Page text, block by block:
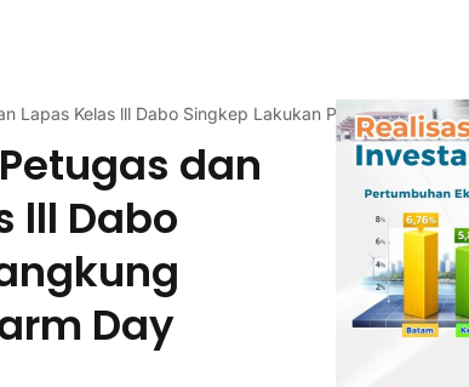
Lapas Kelas lll Dabo Singkep Lakukan Panen
dan
lll Dabo
Day